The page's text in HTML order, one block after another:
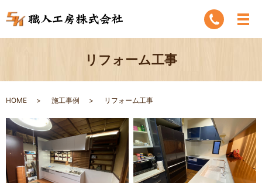
リフォーム工事
HOME 施工事例 リフォーム工事